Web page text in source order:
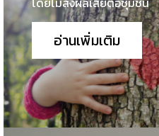
อ่านเพิ่มเติม